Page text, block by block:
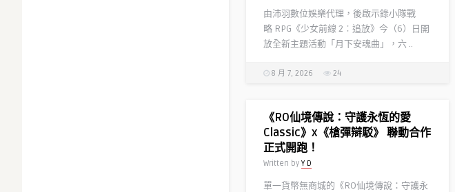
由沛羽數位娛樂代理，後啟示錄小隊戰
略 RPG《少女前線 2︰追放》今（6）日開
放全新主題活動「月下安魂曲」，六 ..
8 月 7, 2026 24
《RO仙境傳說：守護永恆的愛
Classic》x《槍彈辯駁》 聯動合作
正式開跑！
Written by Y D
單一貨幣無商城的《RO仙境傳說：守護永